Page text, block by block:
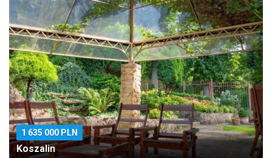
1 635 000 PLN
Koszalin